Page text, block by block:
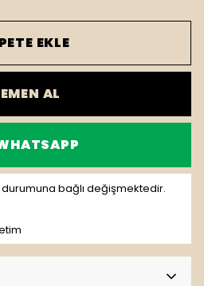
EKLE
AL
bağlı değişmektedir.